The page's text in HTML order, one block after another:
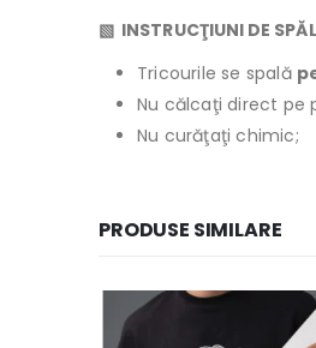
▧ INSTRUCŢIUNI DE
Tricourile se spală
Nu călcaţi direct pe
Nu curăţaţi chimic;
PRODUSE SIMILARE